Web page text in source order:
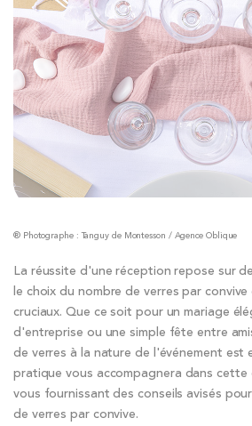
® Photographe : Tanguy de Montesson / Agence Oblique
La réussite d'une réception repose sur
le choix du nombre de verres par
cruciaux. Que ce soit pour un mariage
d'entreprise ou une simple fête entre
de verres à la nature de l'événement est
pratique vous accompagnera dans cette
vous fournissant des conseils avisés
de verres par convive.